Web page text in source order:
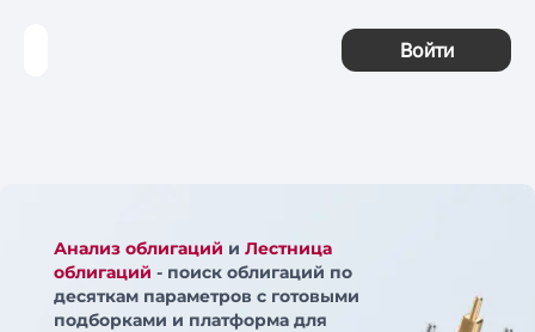
Войти
Анализ облигаций и Лестница
облигаций - поиск облигаций по
десяткам параметров с готовыми
подборками и платформа для